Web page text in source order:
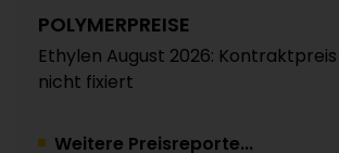
POLYMERPREISE
Ethylen August 2026:
nicht fixiert
Weitere Preisreporte...